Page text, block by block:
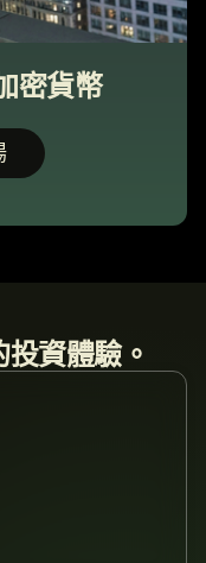
密貨幣
資體驗。